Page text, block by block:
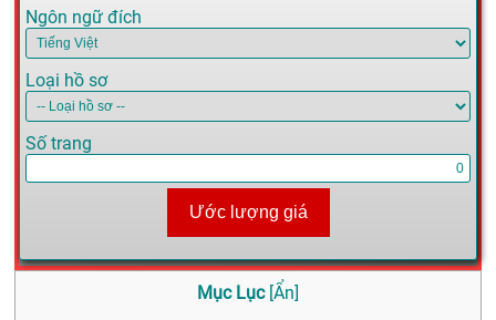
Ngôn ngữ đích
Loại hồ sơ
Số trang
Ước lượng giá
Mục Lục [Ẩn]